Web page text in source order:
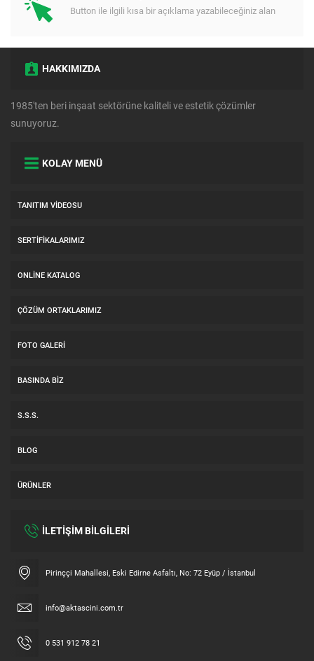
Button ile ilgili kısa bir açıklama yazabileceğiniz alan
HAKKIMIZDA
1985'ten beri inşaat sektörüne kaliteli ve estetik çözümler
sunuyoruz.
KOLAY MENÜ
TANITIM VIDEOSU
SERTIFIKALARIMIZ
ONLINE KATALOG
ÇÖZÜM ORTAKLARIMIZ
FOTO GALERI
BASINDA BIZ
S.S.S.
BLOG
ÜRÜNLER
İLETİŞİM BİLGİLERİ
Pirinççi Mahallesi, Eski Edirne Asfaltı, No: 72 Eyüp / İstanbul
info@aktascini.com.tr
0 531 912 78 21